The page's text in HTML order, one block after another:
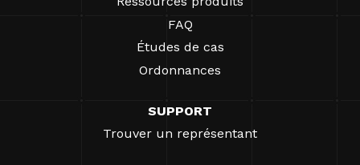
FAQ
Études de cas
Ordonnances
SUPPORT
Trouver un représentant